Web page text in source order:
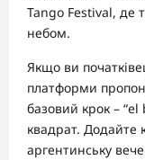
Tango Festival, де
небом.
Якщо ви
платформи
базовий крок – “el
квадрат. Додайте
аргентинську